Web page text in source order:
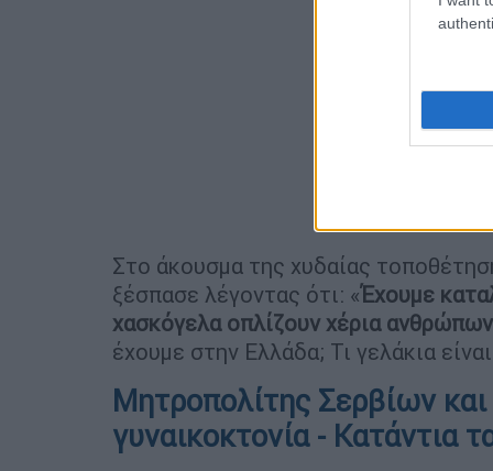
Στο άκουσμα της χυδαίας
ξέσπασε λέγοντας ότι: «Έχουμε
χασκόγελα οπλίζουν χέρια
έχουμε στην Ελλάδα; Τι γελάκια
Μητροπολίτης Σερβίων
γυναικοκτονία - Κατάντια